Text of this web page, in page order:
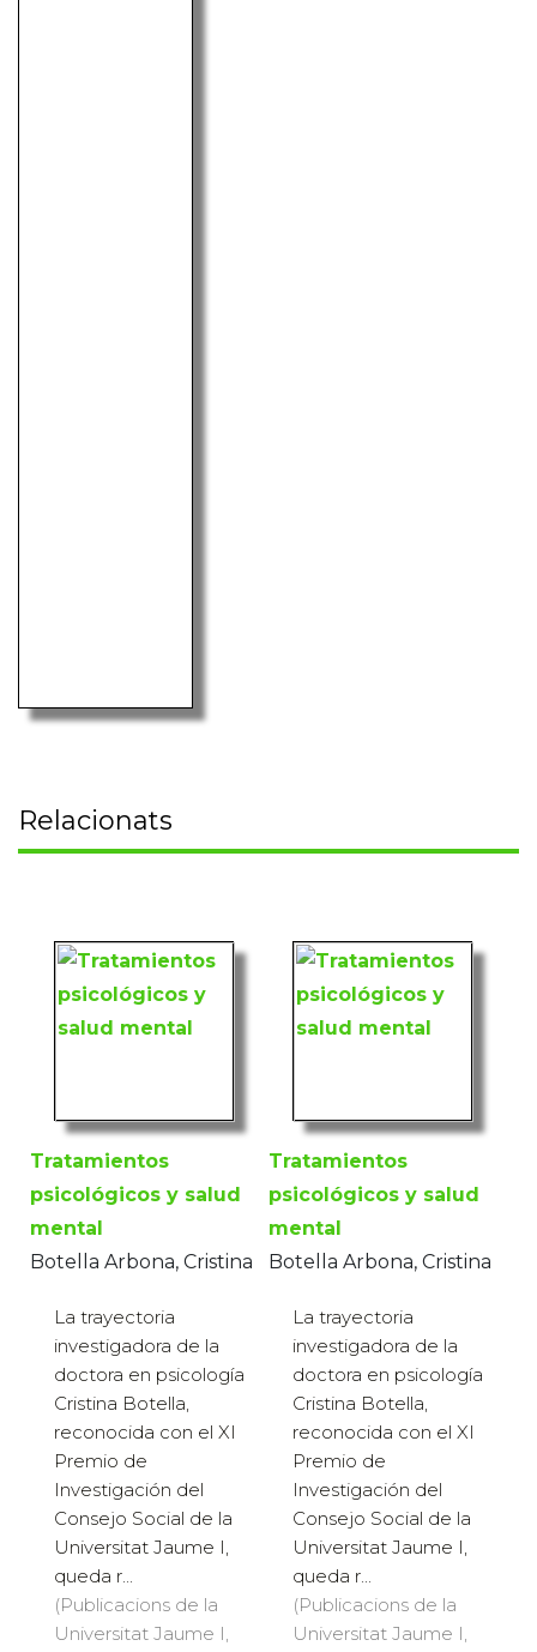
Relacionats
Tratamientos
psicológicos y salud
mental
Botella Arbona, Cristina
La trayectoria
investigadora de la
doctora en psicología
Cristina Botella,
reconocida con el XI
Premio de
Investigación del
Consejo Social de la
Universitat Jaume I,
queda r...
(Publicacions de la
Universitat Jaume I,
Tratamientos
psicológicos y salud
mental
Botella Arbona, Cristina
La trayectoria
investigadora de la
doctora en psicología
Cristina Botella,
reconocida con el XI
Premio de
Investigación del
Consejo Social de la
Universitat Jaume I,
queda r...
(Publicacions de la
Universitat Jaume I,